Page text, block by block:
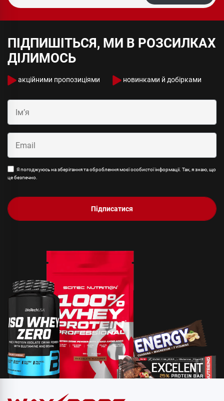
ПІДПИШІТЬСЯ, МИ В РОЗСИЛКАХ
ДІЛИМОСЬ
акційними пропозиціями новинками й добірками
Я погоджуюсь на зберігання та оброблення моєї особистої інформації. Так, я знаю, що
це безпечно.
Підписатися